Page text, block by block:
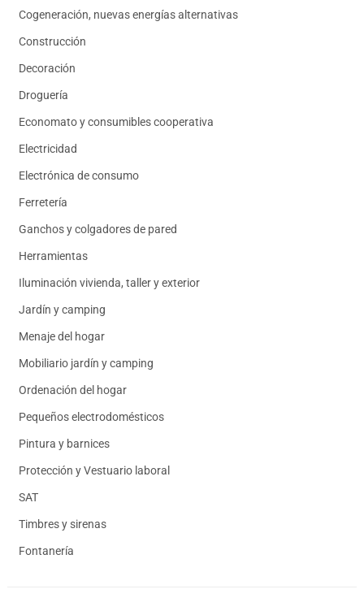
Cogeneración, nuevas energías alternativas
Construcción
Decoración
Droguería
Economato y consumibles cooperativa
Electricidad
Electrónica de consumo
Ferretería
Ganchos y colgadores de pared
Herramientas
Iluminación vivienda, taller y exterior
Jardín y camping
Menaje del hogar
Mobiliario jardín y camping
Ordenación del hogar
Pequeños electrodomésticos
Pintura y barnices
Protección y Vestuario laboral
SAT
Timbres y sirenas
Fontanería